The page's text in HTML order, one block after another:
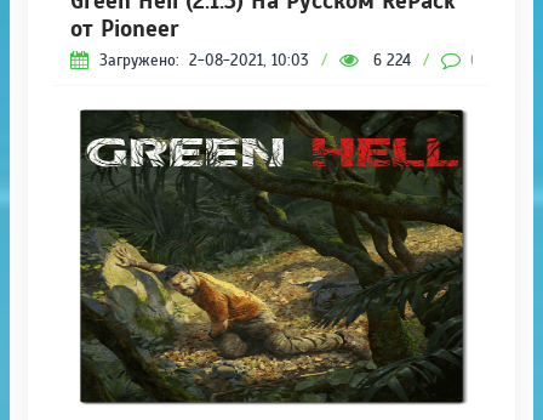
от Pioneer
Загружено: 2-08-2021, 10:03 / 6 224 / 0